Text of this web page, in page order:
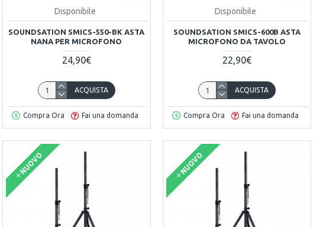
Disponibile
SOUNDSATION SMICS-550-BK ASTA
NANA PER MICROFONO
24,90€
ACQUISTA
Compra Ora Fai una domanda
Disponibile
SOUNDSATION SMICS-600B ASTA
MICROFONO DA TAVOLO
22,90€
ACQUISTA
Compra Ora Fai una domanda
NUOVO NUOVO